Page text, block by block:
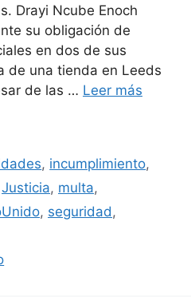
Drayi Ncube Enoch
su obligación de
en dos de sus
de una tienda en Leeds
de las … Leer más
, incumplimiento,
Justicia, multa,
, seguridad,